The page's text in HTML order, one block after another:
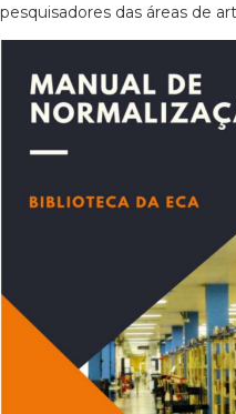
pesquisadores das áreas de